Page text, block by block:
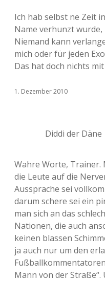
Ich hab selbst ne Zeit
Name verhunzt wurde,
Niemand kann
mich oder für jeden
Das hat doch nichts
1. Dezember 2010
Diddi der Däne
Wahre Worte, Trainer.
die Leute auf die
Aussprache sei
darum schere sei ein
man sich an das
Nationen, die auch
keinen blassen
ja auch nur um den
Mann von der